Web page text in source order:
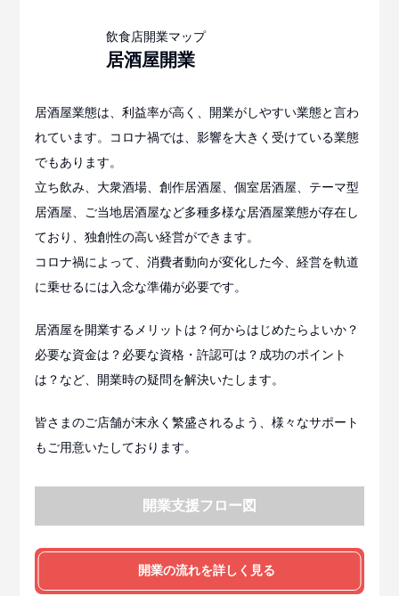
居酒屋開業
居酒屋業態は、利益率が高く、開業がしやすい業態と言わ
れています。コロナ禍では、影響を大きく受けている業態
でもあります。
立ち飲み、大衆酒場、創作居酒屋、個室居酒屋、テーマ型
居酒屋、ご当地居酒屋など多種多様な居酒屋業態が存在し
ており、独創性の高い経営ができます。
コロナ禍によって、消費者動向が変化した今、経営を軌道
に乗せるには入念な準備が必要です。
居酒屋を開業するメリットは？何からはじめたらよいか？
必要な資金は？必要な資格・許認可は？成功のポイント
は？など、開業時の疑問を解決いたします。
皆さまのご店舗が末永く繁盛されるよう、様々なサポート
もご用意いたしております。
開業支援フロー図
開業の流れを詳しく見る